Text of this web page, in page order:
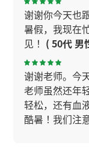
谢谢你今天也
暑假，我现在
见！ ( 50代 男
谢谢老师。今
老师虽然还年
轻松，还有血
酷暑！我们注